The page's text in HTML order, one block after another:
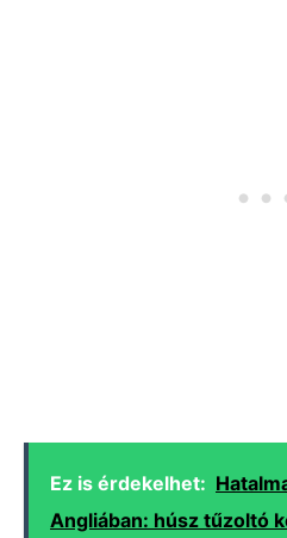
Ez is érdekelhet:
Angliában: húsz tűzoltó